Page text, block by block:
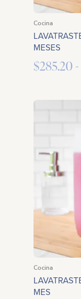
Cocina
MESES
$285.20-
Cocina
MES